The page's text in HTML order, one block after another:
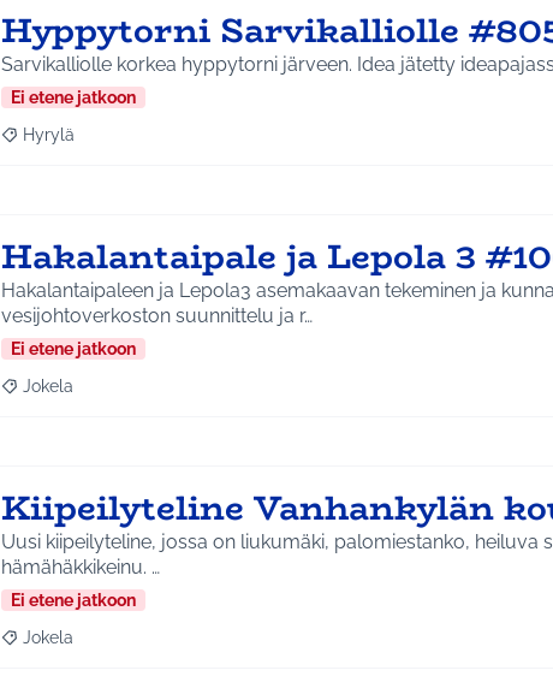
Hyppytorni Sarvikalliolle
Sarvikalliolle korkea hyppytorni järveen. Idea
Ei etene jatkoon
Rajaa tulokset aihepiirin mukaan: Hyrylä
Hyrylä
Hakalantaipale ja Lepola 3
Hakalantaipaleen ja Lepola3 asemakaavan tekeminen ja
vesijohtoverkoston suunnittelu ja r…
Ei etene jatkoon
Rajaa tulokset aihepiirin mukaan: Jokela
Jokela
Kiipeilyteline Vanhankylän
Uusi kiipeilyteline, jossa on liukumäki, palomiestanko, heiluva
hämähäkkikeinu. …
Ei etene jatkoon
Rajaa tulokset aihepiirin mukaan: Jokela
Jokela